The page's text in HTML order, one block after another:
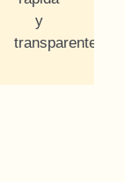
y
transparente.